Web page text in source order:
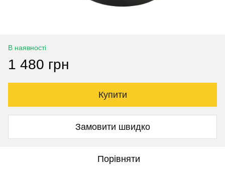
В наявності
1 480 грн
Купити
Замовити швидко
Порівняти